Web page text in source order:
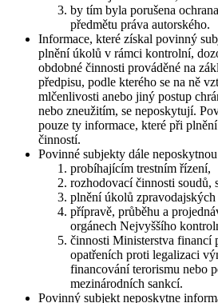
by tím byla porušena
předmětu práva autorského.
Informace, které získal povinný
plnění úkolů v rámci kontrolní,
obdobné činnosti prováděné na
předpisu, podle kterého se na ně
mlčenlivosti anebo jiný postup
nebo zneužitím, se neposkytují.
pouze ty informace, které při
činností.
Povinné subjekty dále
probíhajícím trestním řízení,
rozhodovací činnosti soudů,
plnění úkolů zpravodajských
přípravě, průběhu a
orgánech Nejvyššího
činnosti Ministerstva financí
opatřeních proti legalizaci
financování terorismu nebo
mezinárodních sankcí.
Povinný subjekt neposkytne